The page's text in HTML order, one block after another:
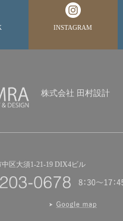
INSTAGRAM
株式会社 田村設計
区大須1-21-19 DIX4ビル